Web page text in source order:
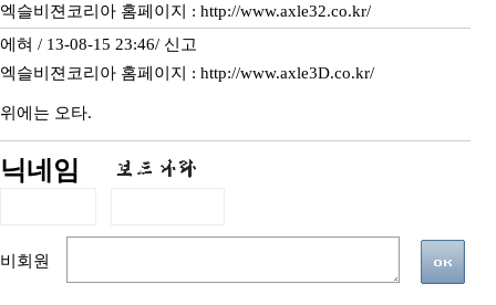
엑슬비젼코리아 홈페이지 : http://www.axle32.co.kr/
에혀 / 13-08-15 23:46/ 신고
엑슬비젼코리아 홈페이지 : http://www.axle3D.co.kr/
위에는 오타.
닉네임
비회원